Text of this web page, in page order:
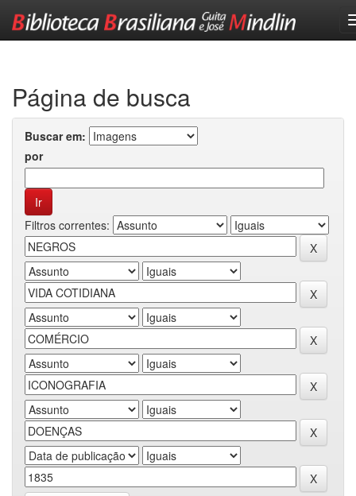
Página de busca
Buscar em:
por
Filtros correntes: